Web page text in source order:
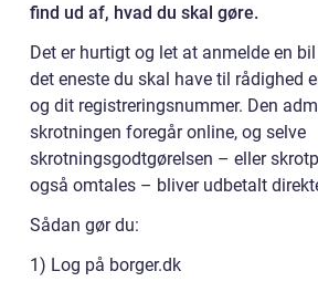
find ud af, hvad du skal gøre.
Det er hurtigt og let at anmelde en
det eneste du skal have til rådighed
og dit registreringsnummer. Den
skrotningen foregår online, og selve
skrotningsgodtgørelsen – eller
også omtales – bliver udbetalt
Sådan gør du:
1) Log på borger.dk